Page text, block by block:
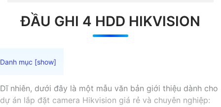
ĐẦU GHI 4 HDD HIKVISION
Dĩ nhiên, dưới đây là một mẫu văn bản giới thiệu dành cho
dự án lắp đặt camera Hikvision giá rẻ và chuyên nghiệp: